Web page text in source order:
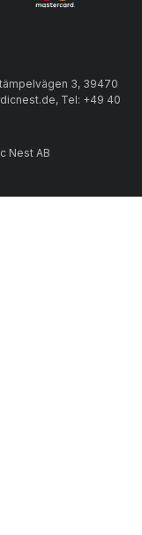
3, 39470
Tel: +49 40
Nest AB